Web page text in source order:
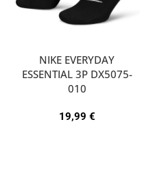
NIKE EVERYDAY
ESSENTIAL 3P DX5075-
010
19,99 €